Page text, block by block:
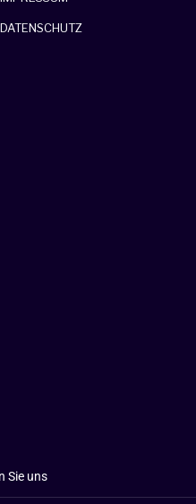
DATENSCHUTZ
Sie uns